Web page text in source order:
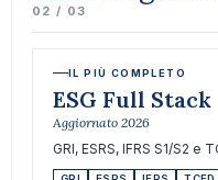
02 / 03
IL PIÙ COMPLETO
ESG Full Stack
Aggiornato 2026
GRI, ESRS, IFRS S1/S2